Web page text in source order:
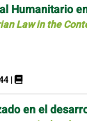
Humanitario
Law in the
|
en el